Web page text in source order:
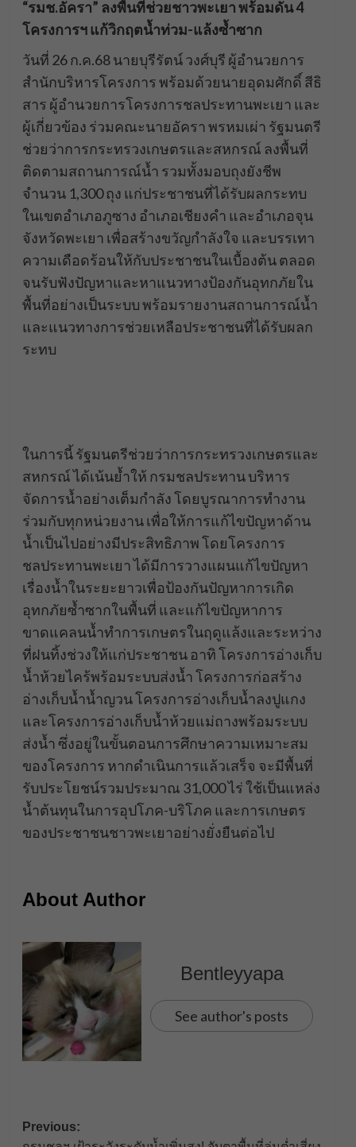
“รมช.อัครา” ลงพื้นที่ช่วยชาวพะเยา พร้อมดัน 4
โครงการฯ แก้วิกฤตน้ำท่วม-แล้งซ้ำซาก
วันที่ 26 ก.ค.68 นายบุรีรัตน์ วงศ์บุรี ผู้อำนวยการ
สำนักบริหารโครงการ พร้อมด้วยนายอุดมศักดิ์ สีธิ
สาร ผู้อำนวยการโครงการชลประทานพะเยา และ
ผู้เกี่ยวข้อง ร่วมคณะนายอัครา พรหมเผ่า รัฐมนตรี
ช่วยว่าการกระทรวงเกษตรและสหกรณ์ ลงพื้นที่
ติดตามสถานการณ์น้ำ รวมทั้งมอบถุงยังชีพ
จำนวน 1,300 ถุง แก่ประชาชนที่ได้รับผลกระทบ
ในเขตอำเภอภูซาง อำเภอเชียงคำ และอำเภอจุน
จังหวัดพะเยา เพื่อสร้างขวัญกำลังใจ และบรรเทา
ความเดือดร้อนให้กับประชาชนในเบื้องต้น ตลอด
จนรับฟังปัญหาและหาแนวทางป้องกันอุทกภัยใน
พื้นที่อย่างเป็นระบบ พร้อมรายงานสถานการณ์น้ำ
และแนวทางการช่วยเหลือประชาชนที่ได้รับผลก
ระทบ
ในการนี้ รัฐมนตรีช่วยว่าการกระทรวงเกษตรและ
สหกรณ์ ได้เน้นย้ำให้ กรมชลประทาน บริหาร
จัดการน้ำอย่างเต็มกำลัง โดยบูรณาการทำงาน
ร่วมกับทุกหน่วยงาน เพื่อให้การแก้ไขปัญหาด้าน
น้ำเป็นไปอย่างมีประสิทธิภาพ โดยโครงการ
ชลประทานพะเยา ได้มีการวางแผนแก้ไขปัญหา
เรื่องน้ำในระยะยาวเพื่อป้องกันปัญหาการเกิด
อุทกภัยซ้ำซากในพื้นที่ และแก้ไขปัญหาการ
ขาดแคลนน้ำทำการเกษตรในฤดูแล้งและระหว่าง
ที่ฝนทิ้งช่วงให้แก่ประชาชน อาทิ โครงการอ่างเก็บ
น้ำห้วยไคร้พร้อมระบบส่งน้ำ โครงการก่อสร้าง
อ่างเก็บน้ำน้ำญวน โครงการอ่างเก็บน้ำลงปูแกง
และโครงการอ่างเก็บน้ำห้วยแม่ถางพร้อมระบบ
ส่งน้ำ ซึ่งอยู่ในขั้นตอนการศึกษาความเหมาะสม
ของโครงการ หากดำเนินการแล้วเสร็จ จะมีพื้นที่
รับประโยชน์รวมประมาณ 31,000 ไร่ ใช้เป็นแหล่ง
น้ำต้นทุนในการอุปโภค-บริโภค และการเกษตร
ของประชาชนชาวพะเยาอย่างยั่งยืนต่อไป
About Author
Bentleyyapa
See author's posts
Post
Previous: